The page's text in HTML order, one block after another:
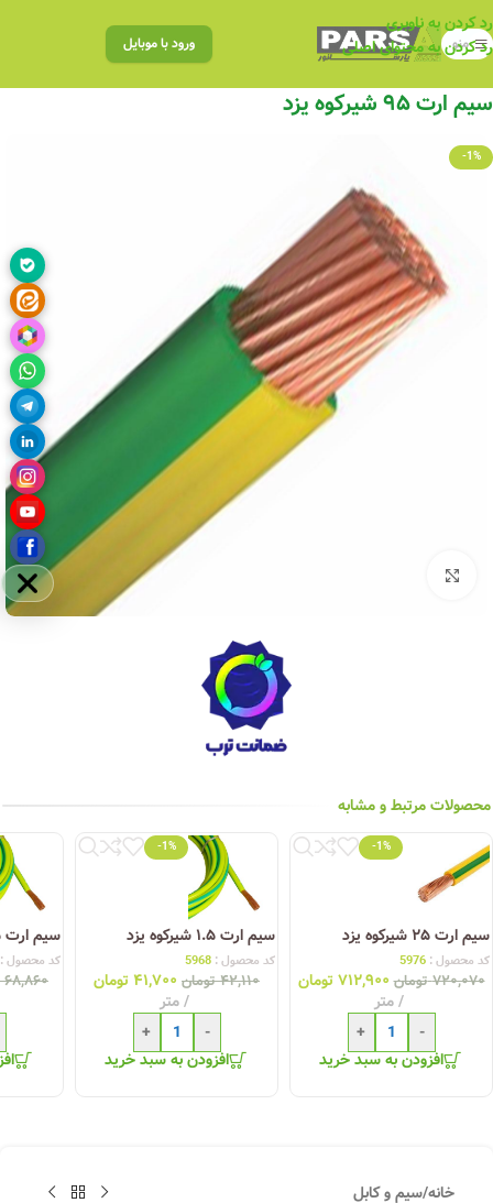
رد کردن به ناوبری
رد کردن به محتوای اصلی
منو ورود با موبایل
سیم ارت ۹۵ شیرکوه یزد
-1%
محصولات مرتبط و مشابه
-1%
سیم ارت ۲۵ شیرکوه یزد
کد محصول : 5976
۷۲۰,۰۷۰ تومان ۷۱۲,۹۰۰ تومان
متر
-
+
افزودن به سبد خرید
-1%
سیم ارت ۱.۵ شیرکوه یزد
کد محصول : 5968
۴۲,۱۱۰ تومان ۴۱,۷۰۰ تومان
متر
-
+
افزودن به سبد خرید
سیم ارت ۲.۵ شیرکوه یزد
کد محصول
۶۸,۸۶۰
خانه/سیم و کابل